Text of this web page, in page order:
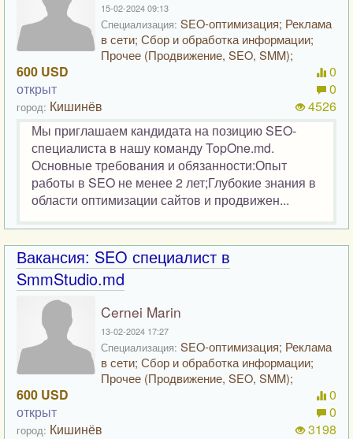
15-02-2024 09:13
Специализация: SEO-оптимизация; Реклама
в сети; Сбор и обработка информации;
Прочее (Продвижение, SEO, SMM);
600 USD
открыт
город: Кишинёв
0
0
4526
Мы приглашаем кандидата на позицию SEO-
специалиста в нашу команду TopOne.md.
Основные требования и обязанности:Опыт
работы в SEO не менее 2 лет;Глубокие знания в
области оптимизации сайтов и продвижен...
Вакансия: SEO специалист в
SmmStudio.md
Cernei Marin
13-02-2024 17:27
Специализация: SEO-оптимизация; Реклама
в сети; Сбор и обработка информации;
Прочее (Продвижение, SEO, SMM);
600 USD
открыт
город: Кишинёв
0
0
3198